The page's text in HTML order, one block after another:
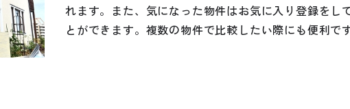
れます。また、気になった物件はお気に入り登録を
とができます。複数の物件で比較したい際にも便利です